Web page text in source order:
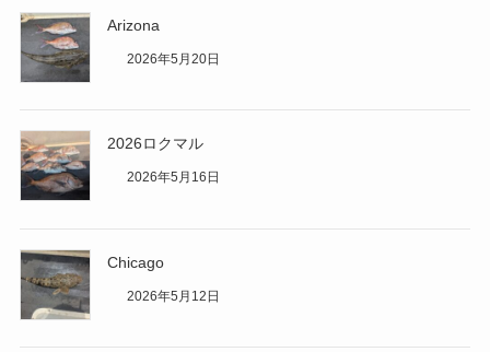
Arizona
2026年5月20日
2026ロクマル
2026年5月16日
Chicago
2026年5月12日